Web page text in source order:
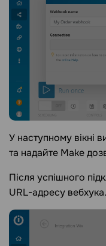
У наступному вікні
та надайте Make
Після успішного
URL-адресу вебхука.